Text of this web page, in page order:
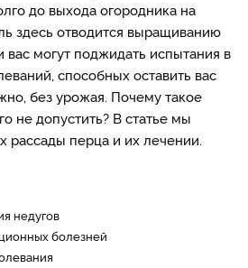
до выхода огородника на
здесь отводится выращиванию
вас могут поджидать испытания в
способных оставить вас
без урожая. Почему такое
не допустить? В статье мы
рассады перца и их лечении.
недугов
болезней